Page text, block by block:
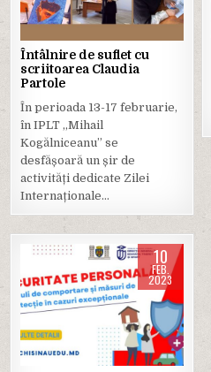
Întâlnire de suflet cu
scriitoarea Claudia
Partole
În perioada 13-17 februarie,
în IPLT ,,Mihail
Kogălniceanu” se
desfășoară un șir de
activități dedicate Zilei
Internaționale…
10
FEB.
2023
Posted